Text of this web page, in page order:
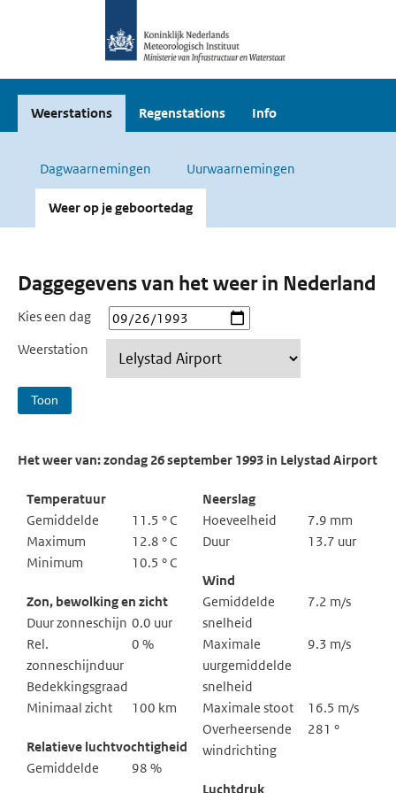
Weerstations Regenstations Info
Dagwaarnemingen Uurwaarnemingen
Weer op je geboortedag
Daggegevens van het weer in Nederland
Kies een dag
Weerstation
Toon
Het weer van: zondag 26 september 1993 in Lelystad Airport
Temperatuur
Gemiddelde
11.5 ° C
Maximum
12.8 ° C
Minimum
10.5 ° C
Zon, bewolking en zicht
Duur zonneschijn 0.0 uur
Rel.
zonneschijnduur
0 %
Bedekkingsgraad
Minimaal zicht
100 km
Relatieve luchtvochtigheid
Gemiddelde
98 %
Neerslag
Hoeveelheid
7.9 mm
Duur
13.7 uur
Wind
Gemiddelde
snelheid
7.2 m/s
Maximale
uurgemiddelde
snelheid
9.3 m/s
Maximale stoot
16.5 m/s
Overheersende
windrichting
281 °
Luchtdruk